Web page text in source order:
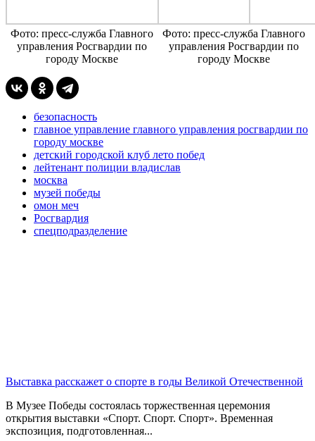
Фото: пресс-служба Главного
управления Росгвардии по
городу Москве
Фото: пресс-служба Главного
управления Росгвардии по
городу Москве
безопасность
главное управление главного управления росгвардии по
городу москве
детский городской клуб лето побед
лейтенант полиции владислав
москва
музей победы
омон меч
Росгвардия
спецподразделение
Выставка расскажет о спорте в годы Великой Отечественной
В Музее Победы состоялась торжественная церемония
открытия выставки «Спорт. Спорт. Спорт». Временная
экспозиция, подготовленная...